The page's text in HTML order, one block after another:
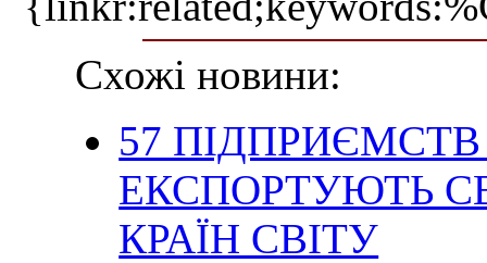
Схожі новини:
57
ЕКСПОРТУЮТЬ
КРАЇН СВІТУ